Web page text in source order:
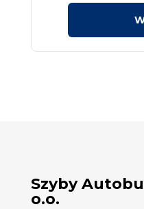
Szyby
o.o.